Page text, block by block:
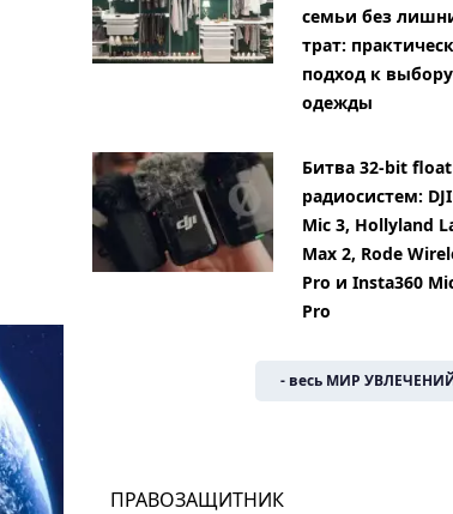
семьи без
трат:
подход к выбору
одежды
Битва 32-bit float
радиосистем: DJI
Mic 3, Hollyland
Max 2, Rode
Pro и Insta360
Pro
- весь МИР
ПРАВОЗАЩИТНИК